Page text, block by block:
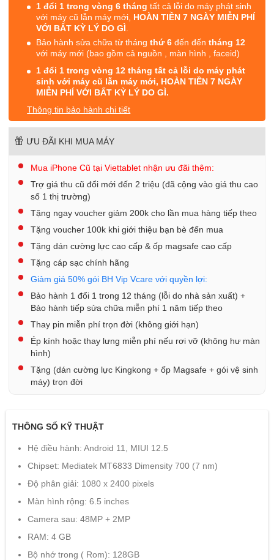
1 đổi 1 trong vòng 6 tháng tất cả lỗi do máy phát sinh
với máy cũ lẫn máy mới, HOÀN TIỀN 7 NGÀY MIỄN PHÍ
VỚI BẤT KỲ LÝ DO GÌ
Bảo hành sửa chữa từ thángthứ 6 đến đếntháng 12
với máy mới (bao gồm cả nguồn , màn hình , faceid)
1 đổi 1 trong vòng 12 tháng tất cả lỗi do máy phát
sinh với máy cũ lẫn máy mới, HOÀN TIỀN 7 NGÀY
MIỄN PHÍ VỚI BẤT KỲ LÝ DO GÌ.
Thông tin bảo hành chi tiết
ƯU ĐÃI KHI MUA MÁY
Mua iPhone Cũ tại Viettablet nhận ưu đãi thêm:
Trợ giá thu cũ đổi mới đến 2 triệu (đã cộng vào giá thu cao
số 1 thị trường)
Tặng ngay voucher giảm 200k cho lần mua hàng tiếp theo
Tặng voucher 100k khi giới thiệu bạn bè đến mua
Tặng dán cường lực cao cấp & ốp magsafe cao cấp
Tặng cáp sạc chính hãng
Giảm giá 50% gói BH Vip Vcare với quyền lợi:
Bảo hành 1 đổi 1 trong 12 tháng (lỗi do nhà sản xuất) +
Bảo hành tiếp sửa chữa miễn phí 1 năm tiếp theo
Thay pin miễn phí trọn đời (không giới hạn)
Ép kính hoặc thay lưng miễn phí nếu rơi vỡ (không hư màn
hình)
Tặng (dán cường lực Kingkong + ốp Magsafe + gói vệ sinh
máy) trọn đời
THÔNG SỐ KỸ THUẬT
Hệ điều hành: Android 11, MIUI 12.5
Chipset: Mediatek MT6833 Dimensity 700 (7 nm)
Độ phân giải: 1080 x 2400 pixels
Màn hình rộng: 6.5 inches
Camera sau: 48MP + 2MP
RAM: 4 GB
Bộ nhớ trong ( Rom): 128GB